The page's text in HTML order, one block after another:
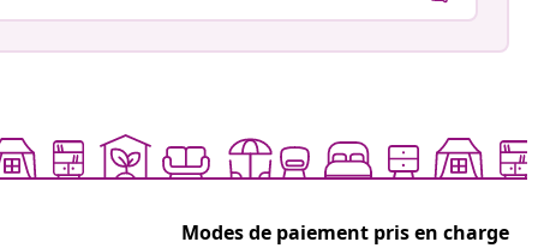
Modes de paiement pris en charge